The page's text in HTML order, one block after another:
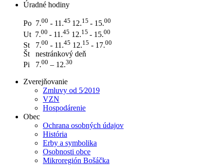
Úradné hodiny
Po 7.00 - 11.45 12.15 - 15.00
Ut 7.00 - 11.45 12.15 - 15.00
St 7.00 - 11.45 12.15 - 17.00
Št nestránkový deň
Pi 7.00 – 12.30
Zverejňovanie
Zmluvy od 5⁄2019
VZN
Hospodárenie
Obec
Ochrana osobných údajov
História
Erby a symbolika
Osobnosti obce
Mikroregión Bošáčka